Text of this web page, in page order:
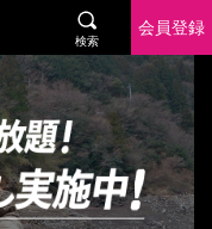
検索
会員登録